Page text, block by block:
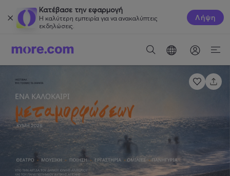
Κατέβασε την εφαρμογή
Η καλύτερη εμπειρία για να ανακαλύπτεις
εκδηλώσεις.
Λήψη